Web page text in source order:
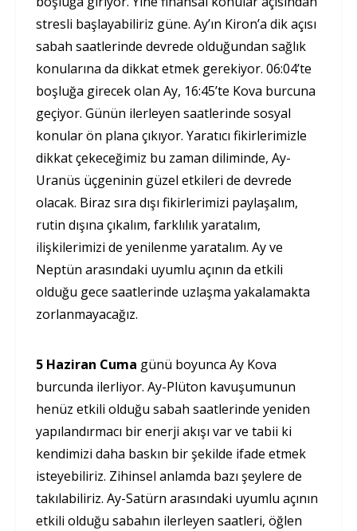
stresli başlayabiliriz güne. Ay’ın Kiron’a dik açısı
sabah saatlerinde devrede olduğundan sağlık
konularına da dikkat etmek gerekiyor. 06:04’te
boşluğa girecek olan Ay, 16:45’te Kova burcuna
geçiyor. Günün ilerleyen saatlerinde sosyal
konular ön plana çıkıyor. Yaratıcı fikirlerimizle
dikkat çekeceğimiz bu zaman diliminde, Ay-
Uranüs üçgeninin güzel etkileri de devrede
olacak. Biraz sıra dışı fikirlerimizi paylaşalım,
rutin dışına çıkalım, farklılık yaratalım,
ilişkilerimizi de yenilenme yaratalım. Ay ve
Neptün arasındaki uyumlu açının da etkili
olduğu gece saatlerinde uzlaşma yakalamakta
zorlanmayacağız.
5 Haziran Cuma günü boyunca Ay Kova
burcunda ilerliyor. Ay-Plüton kavuşumunun
henüz etkili olduğu sabah saatlerinde yeniden
yapılandırmacı bir enerji akışı var ve tabii ki
kendimizi daha baskın bir şekilde ifade etmek
isteyebiliriz. Zihinsel anlamda bazı şeylere de
takılabiliriz. Ay-Satürn arasındaki uyumlu açının
etkili olduğu sabahın ilerleyen saatleri, öğlen